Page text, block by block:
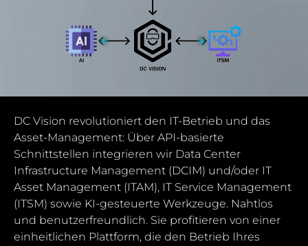
DC Vision revolutioniert den IT-Betrieb und das
Asset-Management: Über API-basierte
Schnittstellen integrieren wir Data Center
Infrastructure Management (DCIM) und/oder IT
Asset Management (ITAM), IT Service Management
(ITSM) sowie KI-gesteuerte Werkzeuge. Nahtlos
und benutzerfreundlich. Sie profitieren von einer
einheitlichen Plattform, die den Betrieb Ihres